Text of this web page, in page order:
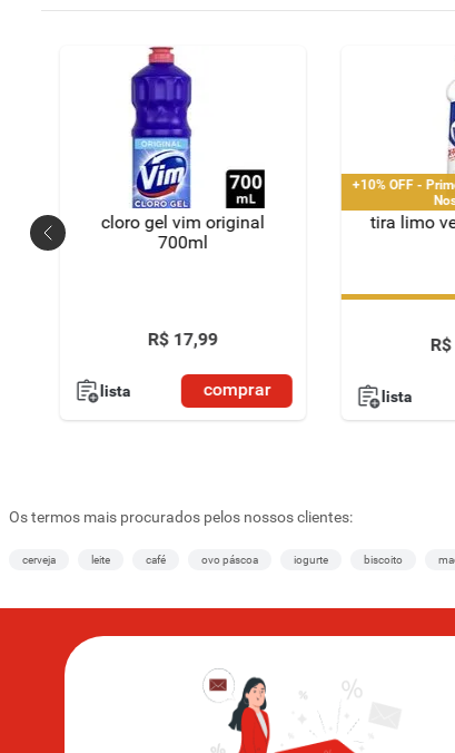
cloro gel vim original
700ml
R$ 17,99
lista comprar
+10% OFF -
tira limo
+10% OFF -
R$
lista
Os termos mais procurados pelos nossos clientes:
cerveja leite café ovo páscoa iogurte biscoito